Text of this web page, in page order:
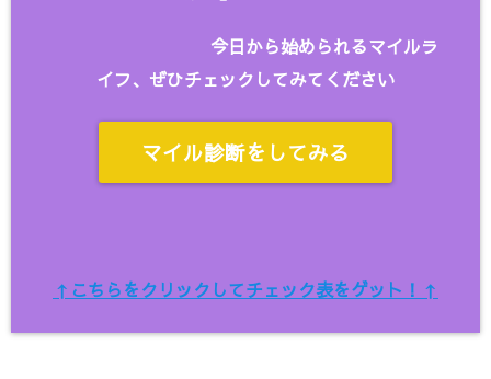
今日から始められるマイルラ
イフ、ぜひチェックしてみてください
マイル診断をしてみる
↑こちらをクリックしてチェック表をゲット！↑